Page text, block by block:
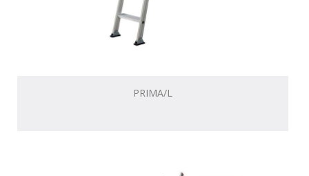
PRIMA/L